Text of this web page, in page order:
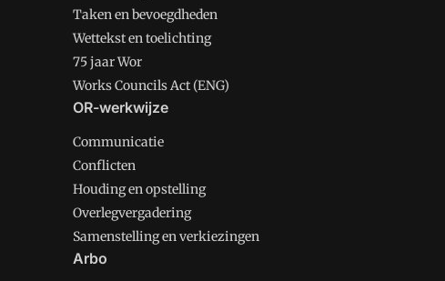
Taken en bevoegdheden
Wettekst en toelichting
75 jaar Wor
Works Councils Act (ENG)
OR-werkwijze
Communicatie
Conflicten
Houding en opstelling
Overlegvergadering
Samenstelling en verkiezingen
Arbo